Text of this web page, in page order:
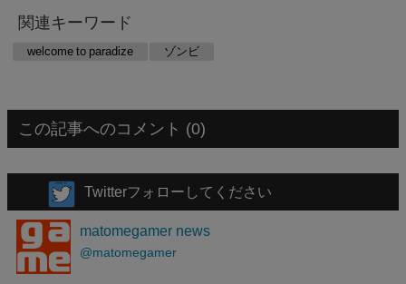
関連キーワード
welcome to paradize ゾンビ
この記事へのコメント (0)
Twitterフォローしてください
matomegamer news
@matomegamer